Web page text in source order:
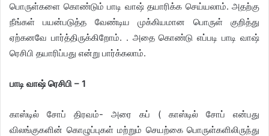
பொருள்களை கொண்டும் பாடி வாஷ் தயாரிக்க செய்யலாம். அதற்கு
நீங்கள் பயன்படுத்த வேண்டிய முக்கியமான பொருள் குறித்து
ஏற்கனவே பார்த்திருக்கிறோம். . அதை கொண்டு எப்படி பாடி வாஷ்
ரெசிபி தயாரிப்பது என்று பார்க்கலாம்.
​பாடி வாஷ் ரெசிபி – 1
காஸ்டில் சோப் திரவம்- அரை கப் ( காஸ்டில் சோப் என்பது
விலங்குகளின் கொழுப்புகள் மற்றும் செயற்கை பொருள்களிலிருந்து